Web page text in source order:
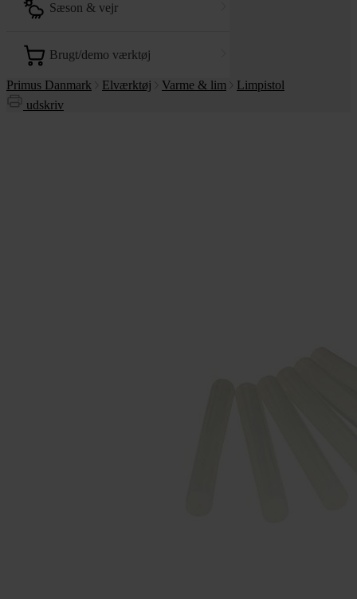
sæson & vejr
brugt/demo værktøj
Primus Danmark Elværktøj Varme & lim
Limpistol
udskriv